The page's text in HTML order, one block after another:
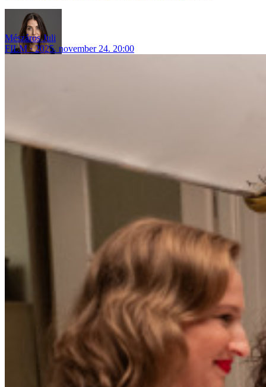
Mészáros Juli
FILM
2025. november 24. 20:00